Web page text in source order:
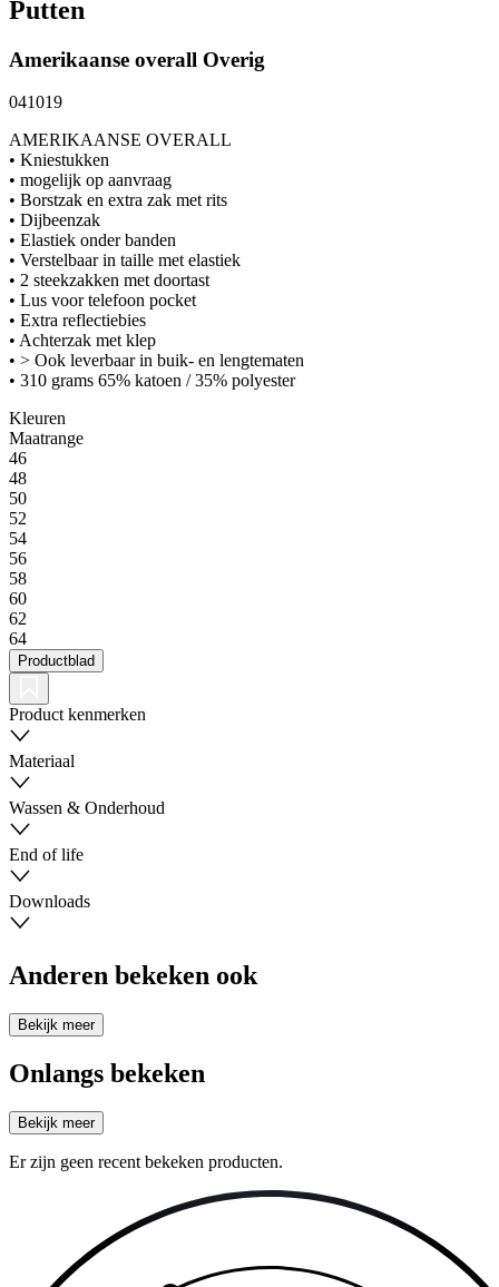
Putten
Amerikaanse overall Overig
041019
AMERIKAANSE OVERALL
• Kniestukken
• mogelijk op aanvraag
• Borstzak en extra zak met rits
• Dijbeenzak
• Elastiek onder banden
• Verstelbaar in taille met elastiek
• 2 steekzakken met doortast
• Lus voor telefoon pocket
• Extra reflectiebies
• Achterzak met klep
• > Ook leverbaar in buik- en lengtematen
• 310 grams 65% katoen / 35% polyester
Kleuren
Maatrange
46
48
50
52
54
56
58
60
62
64
Productblad
Product kenmerken
Materiaal
Wassen & Onderhoud
End of life
Downloads
Anderen bekeken ook
Bekijk meer
Onlangs bekeken
Bekijk meer
Er zijn geen recent bekeken producten.